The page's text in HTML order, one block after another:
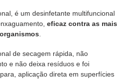
é um desinfetante multifuncional
eficaz contra as mais
de secagem rápida, não
e não deixa resíduos e foi
aplicação direta em superfícies